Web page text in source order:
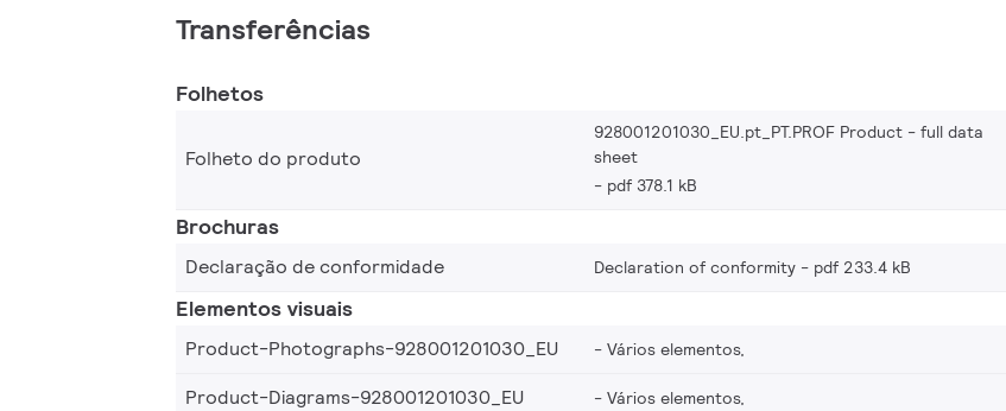
Transferências
Folhetos
Folheto do produto
928001201030_EU.pt_PT.PROF Product - full data
sheet
pdf 378.1 kB
Brochuras
Declaração de conformidade Declaration of conformity pdf 233.4 kB
Elementos visuais
Product-Photographs-928001201030_EU Vários elementos,
Product-Diagrams-928001201030_EU
Vários elementos,